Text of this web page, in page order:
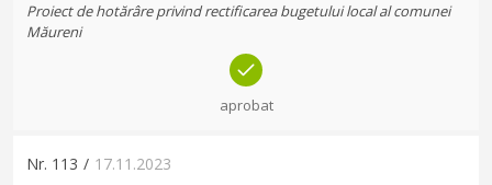
Proiect de hotărâre privind rectificarea bugetului local al comunei
Măureni
aprobat
Nr. 113 / 17.11.2023